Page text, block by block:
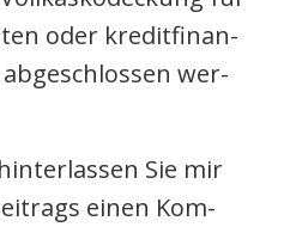
oder kre­dit­fi­nan­
wer­
Sie mir
einen Kom­